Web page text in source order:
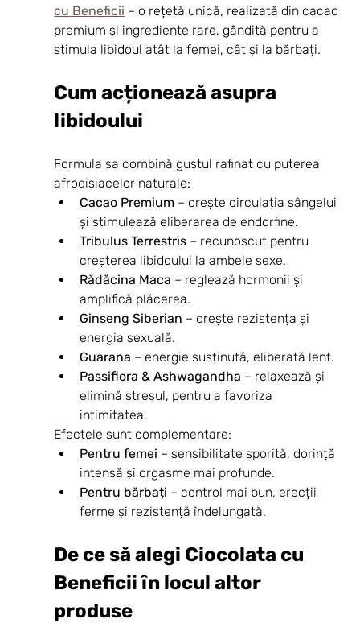
cu Beneficii – o rețetă unică, realizată din cacao
premium și ingrediente rare, gândită pentru a
stimula libidoul atât la femei, cât și la bărbați.
Cum acționează asupra
libidoului
Formula sa combină gustul rafinat cu puterea
afrodisiacelor naturale:
Cacao Premium – crește circulația sângelui
și stimulează eliberarea de endorfine.
Tribulus Terrestris – recunoscut pentru
creșterea libidoului la ambele sexe.
Rădăcina Maca – reglează hormonii și
amplifică plăcerea.
Ginseng Siberian – crește rezistența și
energia sexuală.
Guarana – energie susținută, eliberată lent.
Passiflora & Ashwagandha – relaxează și
elimină stresul, pentru a favoriza
intimitatea.
Efectele sunt complementare:
Pentru femei – sensibilitate sporită, dorință
intensă și orgasme mai profunde.
Pentru bărbați – control mai bun, erecții
ferme și rezistență îndelungată.
De ce să alegi Ciocolata cu
Beneficii în locul altor
produse